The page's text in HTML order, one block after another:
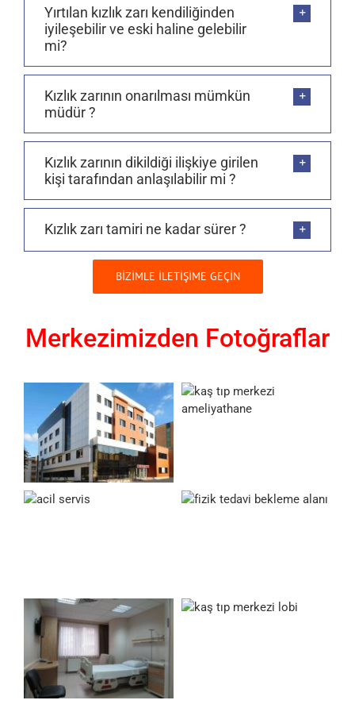
Yırtılan kızlık zarı kendiliğinden
iyileşebilir ve eski haline gelebilir
mi?
Kızlık zarının onarılması mümkün
müdür ?
Kızlık zarının dikildiği ilişkiye girilen
kişi tarafından anlaşılabilir mi ?
Kızlık zarı tamiri ne kadar sürer ?
BİZİMLE İLETİŞİME GEÇİN
Merkezimizden Fotoğraflar